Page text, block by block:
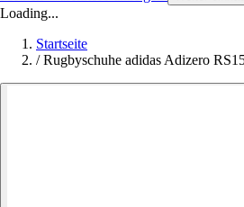
Loading...
Startseite
/ Rugbyschuhe adidas Adizero